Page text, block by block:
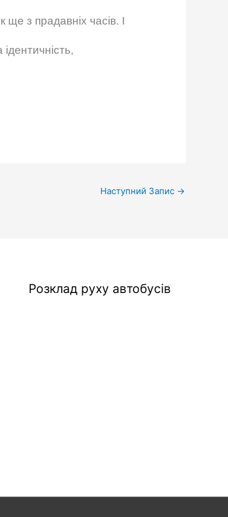
з прадавніх часів. І
Наступний Запис →
Розклад руху автобусів